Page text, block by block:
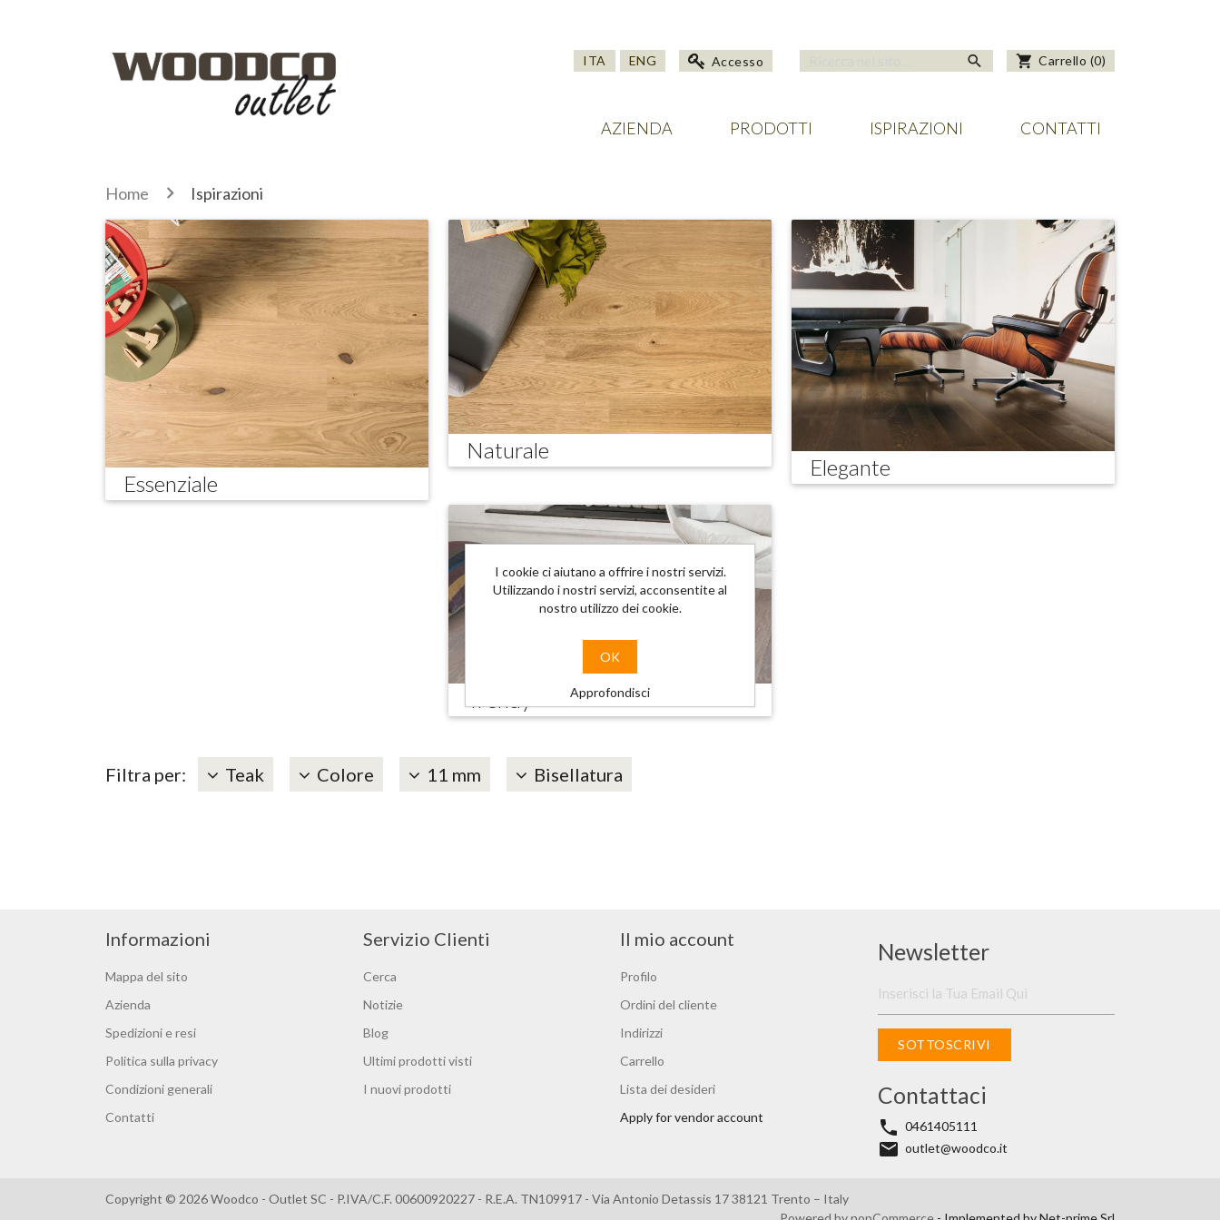
ITA ENG Accesso search Carrello (0)
shopping_cart
AZIENDA PRODOTTI ISPIRAZIONI CONTATTI
Home Ispirazioni
Essenziale
Naturale
Elegante
Trendy
Filtra per: Teak Colore 11 mm Bisellatura
Informazioni
Mappa del sito
Azienda
Spedizioni e resi
Politica sulla privacy
Condizioni generali
Contatti
Servizio Clienti
Cerca
Notizie
Blog
Ultimi prodotti visti
I nuovi prodotti
Il mio account
Profilo
Ordini del cliente
Indirizzi
Carrello
Lista dei desideri
Apply for vendor account
Newsletter
SOTTOSCRIVI
Contattaci
phone 0461405111
email outlet@woodco.it
Copyright © 2026 Woodco - Outlet SC - P.IVA/C.F. 00600920227 - R.E.A. TN109917 - Via Antonio Detassis 17 38121 Trento – Italy
I cookie ci aiutano a offrire i nostri servizi.
Utilizzando i nostri servizi, acconsentite al
nostro utilizzo dei cookie.
OK
Approfondisci